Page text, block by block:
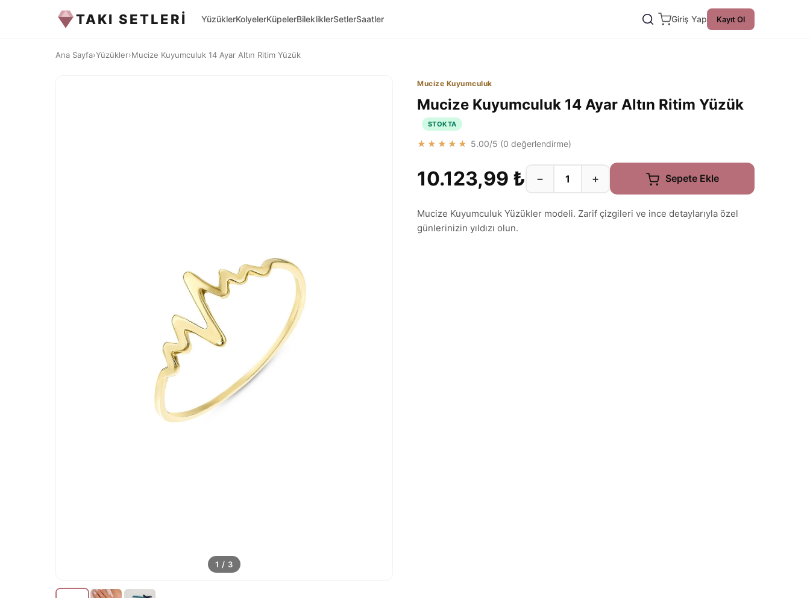
TAKI SETLERİ YüzüklerKolyelerKüpelerBilekliklerSetlerSaatler Giriş Yap Kayıt Ol
Ana Sayfa›Yüzükler›Mucize Kuyumculuk 14 Ayar Altın Ritim Yüzük
1 / 3
Mucize Kuyumculuk
Mucize Kuyumculuk 14 Ayar Altın Ritim Yüzük
STOKTA
★★★★★ 5.00/5 (0 değerlendirme)
10.123,99 ₺ − + Sepete Ekle
Mucize Kuyumculuk Yüzükler modeli. Zarif çizgileri ve ince detaylarıyla özel
günlerinizin yıldızı olun.